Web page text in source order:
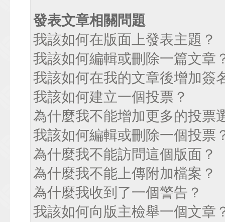
發表文章相關問題
我該如何在版面上發表主題？
我該如何編輯或刪除一篇文章
我該如何在我的文章後增加簽
我該如何建立一個投票？
為什麼我不能增加更多的投票
我該如何編輯或刪除一個投票
為什麼我不能訪問這個版面？
為什麼我不能上傳附加檔案？
為什麼我收到了一個警告？
我該如何向版主檢舉一個文章